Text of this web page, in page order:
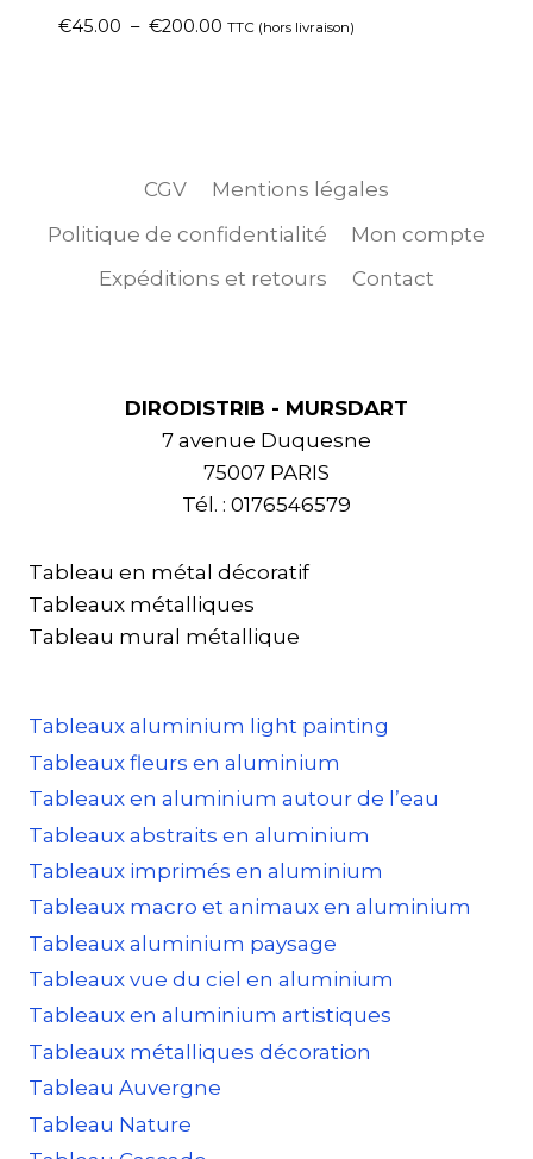
€45.00 – €200.00 TTC (hors livraison)
CGV
Mentions légales
Politique de confidentialité
Mon compte
Expéditions et retours
Contact
DIRODISTRIB - MURSDART
7 avenue Duquesne
75007 PARIS
Tél. : 0176546579
Tableau en métal décoratif
Tableaux métalliques
Tableau mural métallique
Tableaux aluminium light painting
Tableaux fleurs en aluminium
Tableaux en aluminium autour de l’eau
Tableaux abstraits en aluminium
Tableaux imprimés en aluminium
Tableaux macro et animaux en aluminium
Tableaux aluminium paysage
Tableaux vue du ciel en aluminium
Tableaux en aluminium artistiques
Tableaux métalliques décoration
Tableau Auvergne
Tableau Nature